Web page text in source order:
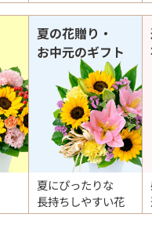
夏の花贈り・
お中元のギフト
夏にぴったりな
長持ちしやすい花